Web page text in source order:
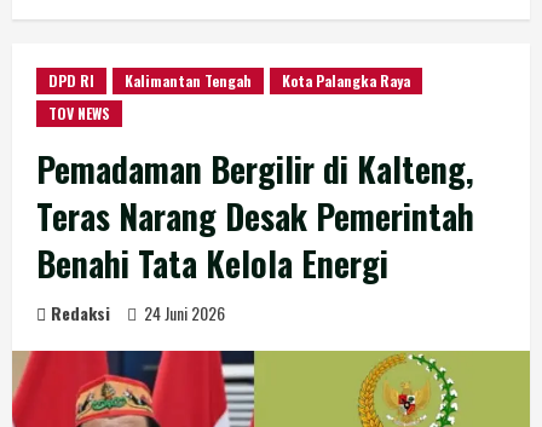
DPD RI Kalimantan Tengah
Kota Palangka Raya
TOV NEWS
Pemadaman Bergilir di Kalteng,
Teras Narang Desak Pemerintah
Benahi Tata Kelola Energi
Redaksi 24 Juni 2026